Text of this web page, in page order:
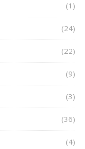
(1)
(24)
(22)
(9)
(3)
(36)
(4)